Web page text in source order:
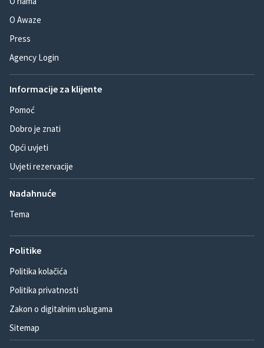
O Awaze
Press
Agency Login
Informacije za klijente
Pomoć
Dobro je znati
Opći uvjeti
Uvjeti rezervacije
Nadahnuće
Tema
Politike
Politika kolačića
Politika privatnosti
Zakon o digitalnim uslugama
Sitemap